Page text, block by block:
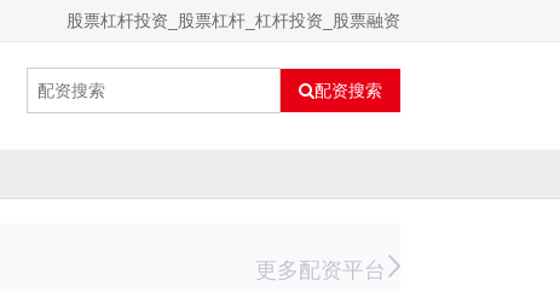
股票杠杆投资_股票杠杆_杠杆投资_股票融资
配资搜索
更多配资平台